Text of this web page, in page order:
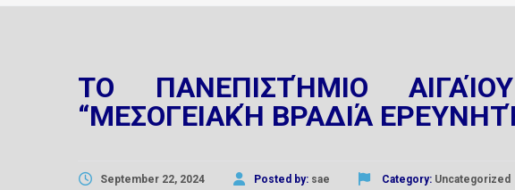
ΤΟ ΠΑΝΕΠΙΣΤΉΜΙΟ
“ΜΕΣΟΓΕΙΑΚΉ ΒΡΑΔΙΆ
September 22, 2024 Posted by: sae Category: Uncategorized